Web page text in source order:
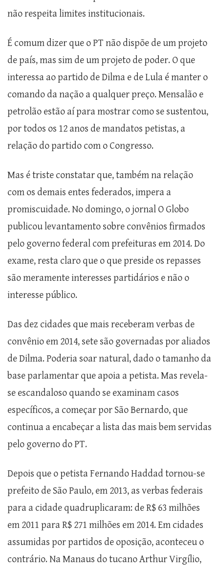
não respeita limites institucionais.
É comum dizer que o PT não dispõe de um projeto
de país, mas sim de um projeto de poder. O que
interessa ao partido de Dilma e de Lula é manter o
comando da nação a qualquer preço. Mensalão e
petrolão estão aí para mostrar como se sustentou,
por todos os 12 anos de mandatos petistas, a
relação do partido com o Congresso.
Mas é triste constatar que, também na relação
com os demais entes federados, impera a
promiscuidade. No domingo, o jornal O Globo
publicou levantamento sobre convênios firmados
pelo governo federal com prefeituras em 2014. Do
exame, resta claro que o que preside os repasses
são meramente interesses partidários e não o
interesse público.
Das dez cidades que mais receberam verbas de
convênio em 2014, sete são governadas por aliados
de Dilma. Poderia soar natural, dado o tamanho da
base parlamentar que apoia a petista. Mas revela-
se escandaloso quando se examinam casos
específicos, a começar por São Bernardo, que
continua a encabeçar a lista das mais bem servidas
pelo governo do PT.
Depois que o petista Fernando Haddad tornou-se
prefeito de São Paulo, em 2013, as verbas federais
para a cidade quadruplicaram: de R$ 63 milhões
em 2011 para R$ 271 milhões em 2014. Em cidades
assumidas por partidos de oposição, aconteceu o
contrário. Na Manaus do tucano Arthur Virgílio,